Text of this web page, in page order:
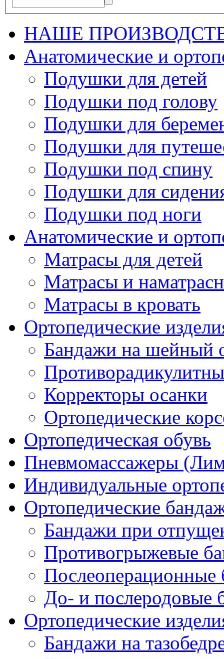
НАШЕ
Анатомические и
Подушки для детей
Подушки под голову
Подушки для
Подушки для
Подушки под спину
Подушки для
Подушки под ноги
Анатомические и
Матрасы для детей
Матрасы и
Матрасы в кровать
Ортопедические
Бандажи на шейный
Корректоры осанки
Ортопедические
Ортопедическая обувь
Пневмомассажеры
Индивидуальные
Ортопедические
Бандажи при
Противогрыжевые
Послеоперационные
До- и послеродовые
Ортопедические
Бандажи на